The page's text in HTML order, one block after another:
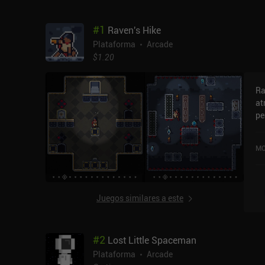
#1 Raven's Hike
Plataforma
Arcade
$1.20
Juegos similares a este
o
#2 Lost Little Spaceman
Plataforma
Arcade